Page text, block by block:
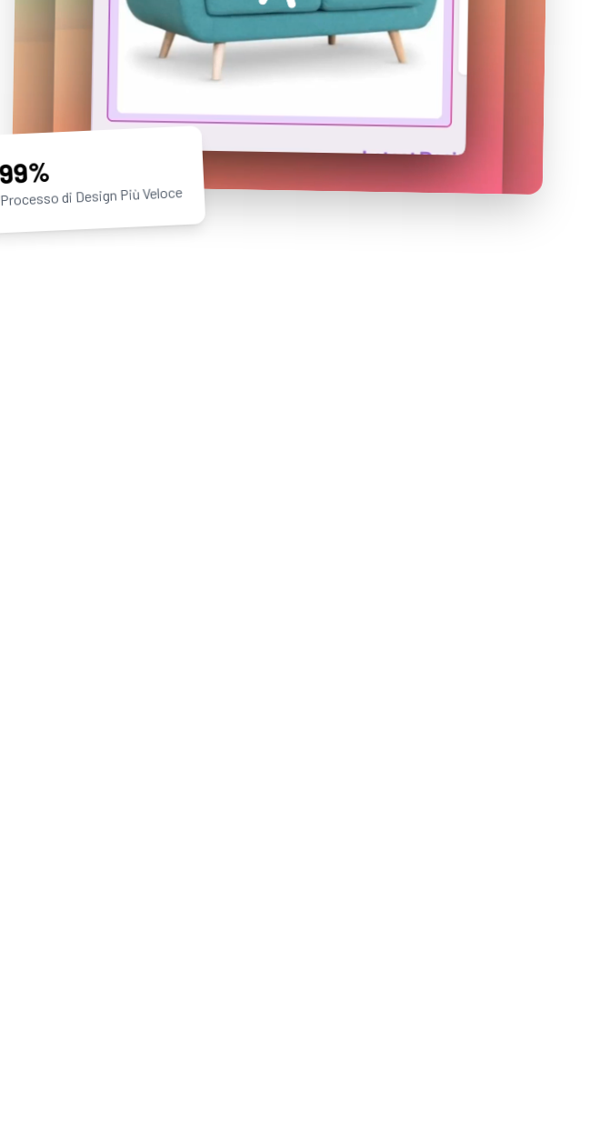
99%
Processo di Design Più Veloce